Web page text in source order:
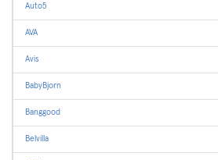
Auto5
AVA
Avis
BabyBjorn
Banggood
Belvilla